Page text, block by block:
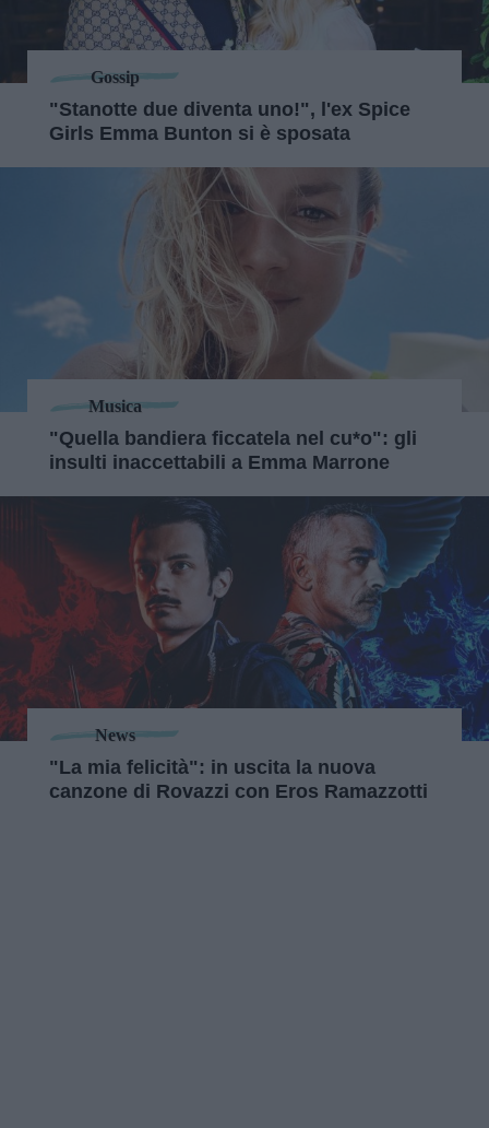
Gossip
"Stanotte due diventa uno!", l'ex Spice
Girls Emma Bunton si è sposata
Musica
"Quella bandiera ficcatela nel cu*o": gli
insulti inaccettabili a Emma Marrone
News
"La mia felicità": in uscita la nuova
canzone di Rovazzi con Eros Ramazzotti